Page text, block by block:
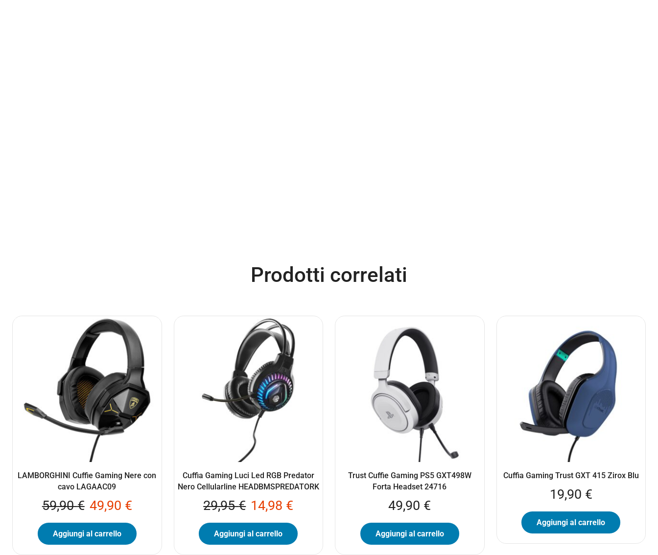
Prodotti correlati
LAMBORGHINI Cuffie Gaming Nere con
cavo LAGAAC09
59,90€ 49,90 €
Aggiungi al carrello
Cuffia Gaming Luci Led RGB Predator
Nero Cellularline HEADBMSPREDATORK
29,95€ 14,98 €
Aggiungi al carrello
Trust Cuffie Gaming PS5 GXT498W
Forta Headset 24716
49,90 €
Aggiungi al carrello
Cuffia Gaming Trust GXT 415 Zirox Blu
19,90 €
Aggiungi al carrello